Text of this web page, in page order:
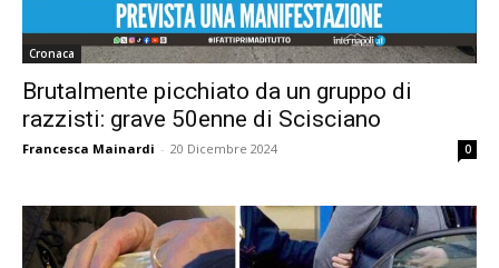
Cronaca
Brutalmente picchiato da un gruppo di
razzisti: grave 50enne di Scisciano
Francesca Mainardi - 20 Dicembre 2024 0